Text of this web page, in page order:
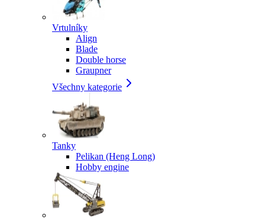
Vrtulníky
Align
Blade
Double horse
Graupner
Všechny kategorie
Tanky
Pelikan (Heng Long)
Hobby engine